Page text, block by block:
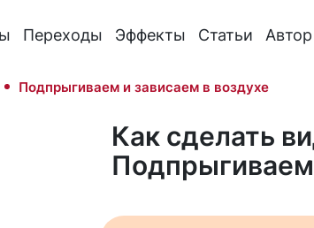
Переходы Эффекты Статьи Автор
Подпрыгиваем и зависаем в воздухе
Как сделать
Подпрыгиваем